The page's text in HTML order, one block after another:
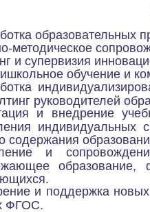
образовательных
методическое
и супервизия
обучение и
руководителей
и внедрение
индивидуальных
содержания
и
образование,
и поддержка
ФГОС.